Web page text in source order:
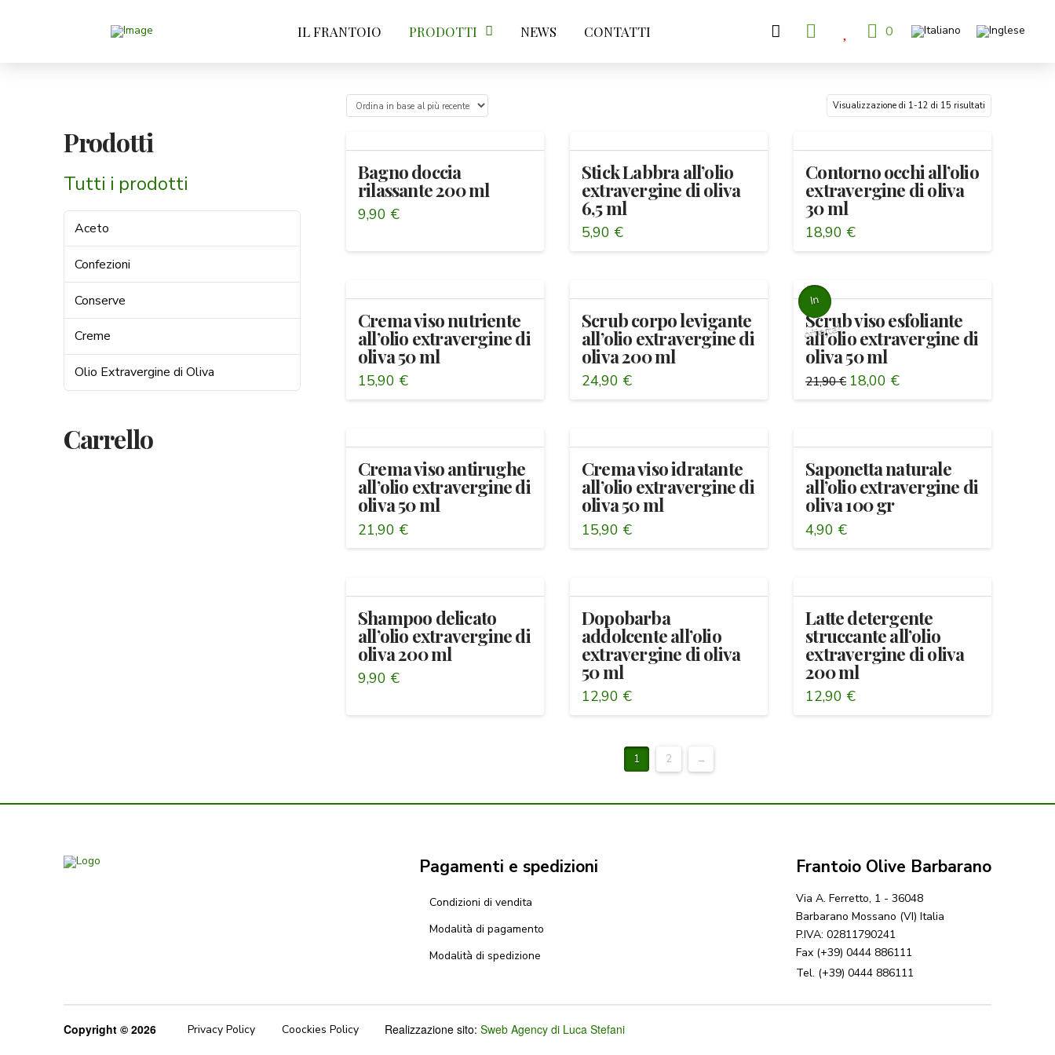
IL FRANTOIO PRODOTTI NEWS CONTATTI 0
Visualizzazione di 1-12 di 15 risultati
base
Bagno doccia
rilassante 200 ml
9,90 €
Stick Labbra all’olio
extravergine di oliva
6,5 ml
5,90 €
Contorno occhi all’olio
extravergine di oliva
30 ml
18,90 €
Crema viso nutriente
all’olio extravergine di
oliva 50 ml
15,90 €
Scrub corpo levigante
all’olio extravergine di
oliva 200 ml
24,90 €
In
offerta!
Scrub viso esfoliante
all’olio extravergine di
oliva 50 ml
21,90€ Il
prezzo
originale
18,00 €Il
attuale
Crema viso antirughe
all’olio extravergine di
oliva 50 ml
21,90 €
Crema viso idratante
all’olio extravergine di
oliva 50 ml
15,90 €
Saponetta naturale
all’olio extravergine di
oliva 100 gr
4,90 €
Shampoo delicato
all’olio extravergine di
oliva 200 ml
9,90 €
Dopobarba
addolcente all’olio
extravergine di oliva
50 ml
12,90 €
Latte detergente
struccante all’olio
extravergine di oliva
200 ml
12,90 €
1 2 →
Prodotti
Tutti i prodotti
Aceto
Confezioni
Conserve
Creme
Olio Extravergine di Oliva
Carrello
Pagamenti e spedizioni
Condizioni di vendita
Modalità di pagamento
Modalità di spedizione
Frantoio Olive Barbarano
Via A. Ferretto, 1 - 36048
Barbarano Mossano (VI) Italia
P.IVA: 02811790241
Fax (+39) 0444 886111
Tel. (+39) 0444 886111
Copyright © 2026 Privacy Policy Coockies Policy Realizzazione sito:Sweb Agency di Luca Stefani